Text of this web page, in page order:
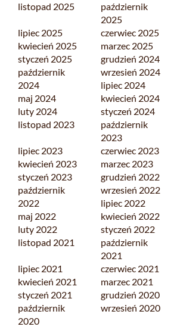
listopad 2025
październik
2025
lipiec 2025
czerwiec 2025
kwiecień 2025
marzec 2025
styczeń 2025
grudzień 2024
październik
2024
wrzesień 2024
lipiec 2024
maj 2024
kwiecień 2024
luty 2024
styczeń 2024
listopad 2023
październik
2023
lipiec 2023
czerwiec 2023
kwiecień 2023
marzec 2023
styczeń 2023
grudzień 2022
październik
2022
wrzesień 2022
lipiec 2022
maj 2022
kwiecień 2022
luty 2022
styczeń 2022
listopad 2021
październik
2021
lipiec 2021
czerwiec 2021
kwiecień 2021
marzec 2021
styczeń 2021
grudzień 2020
październik
2020
wrzesień 2020